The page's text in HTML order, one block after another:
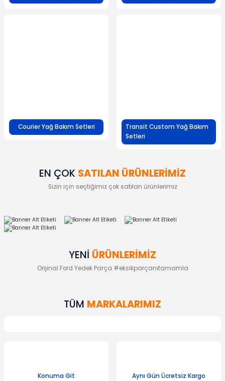
Courier Yağ Bakım Setleri
Transit Custom Yağ Bakım
Setleri
EN ÇOK SATILAN ÜRÜNLERİMİZ
Sizin için seçtiğimiz çok satılan ürünlerimiz
YENİ ÜRÜNLERİMİZ
Orijinal Ford Yedek Parça #eksikparçanıtamamla
TÜM MARKALARIMIZ
Konuma Git Aynı Gün Ücretsiz Kargo